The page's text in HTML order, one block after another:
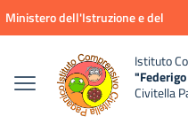
Vai ai contenuti
Vai al menu di navigazione
Vai al footer
Ministero dell'Istruzione e del
Istituto
Civitella